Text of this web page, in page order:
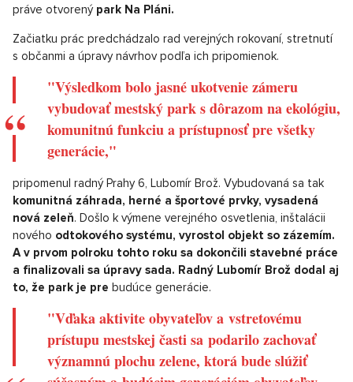
práve otvorený park Na Pláni.
Začiatku prác predchádzalo rad verejných rokovaní, stretnutí
s občanmi a úpravy návrhov podľa ich pripomienok.
"Výsledkom bolo jasné ukotvenie zámeru
vybudovať mestský park s dôrazom na ekológiu,
komunitnú funkciu a prístupnosť pre všetky
generácie,"
pripomenul radný Prahy 6, Lubomír Brož. Vybudovaná sa tak
komunitná záhrada, herné a športové prvky, vysadená
nová zeleň. Došlo k výmene verejného osvetlenia, inštalácii
nového odtokového systému, vyrostol objekt so zázemím.
A v prvom polroku tohto roku sa dokončili stavebné práce
a finalizovali sa úpravy sada. Radný Lubomír Brož dodal aj
to, že park je pre budúce generácie.
"Vďaka aktivite obyvateľov a vstretovému
prístupu mestskej časti sa podarilo zachovať
významnú plochu zelene, ktorá bude slúžiť